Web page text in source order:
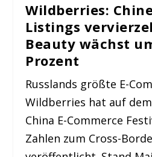
Wildberries:
Listings
Beauty wächst
Prozent
Russlands größte E-
Wildberries hat auf
China E-Commerce
Zahlen zum Cross-